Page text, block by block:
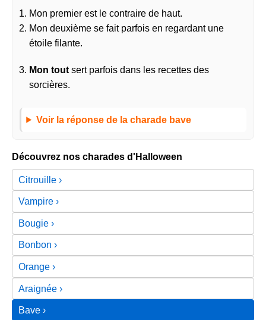
Mon premier est le contraire de haut.
Mon deuxième se fait parfois en regardant une
étoile filante.
Mon tout sert parfois dans les recettes des
sorcières.
Voir la réponse de la charade bave
Découvrez nos charades d'Halloween
Citrouille
Vampire
Bougie
Bonbon
Orange
Araignée
Bave